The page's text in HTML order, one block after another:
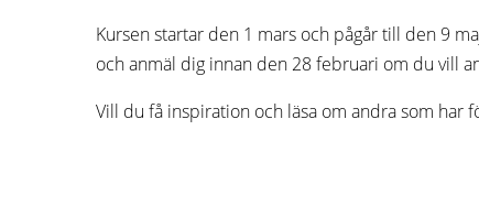
Kursen startar den 1 mars och pågår till den 9
och anmäl dig innan den 28 februari om du vill
Vill du få inspiration och läsa om andra som har